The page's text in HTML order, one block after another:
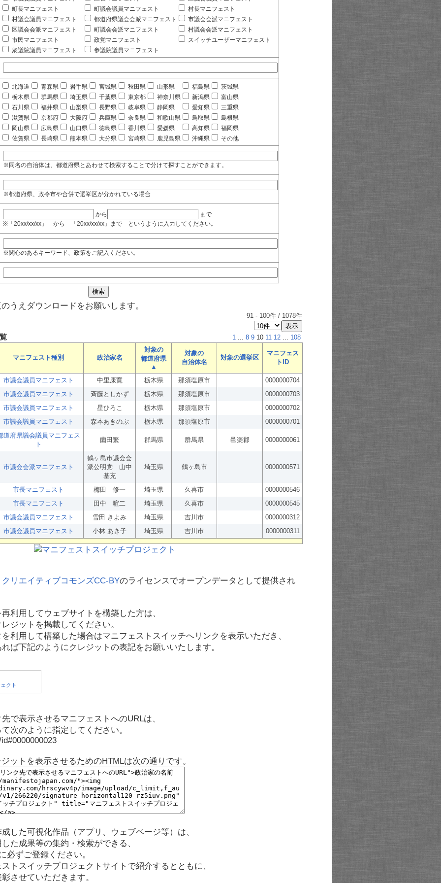
町長マニフェスト
町議会議員マニフェスト
村長マニフェスト
村議会議員マニフェスト
都道府県議会会派マニフェスト
市議会会派マニフェスト
区議会会派マニフェスト
町議会会派マニフェスト
村議会会派マニフェスト
市民マニフェスト
政党マニフェスト
スイッチユーザーマニフェスト
衆議院議員マニフェスト
参議院議員マニフェスト
北海道 青森県 岩手県 宮城県 秋田県 山形県 福島県
茨城県
栃木県
群馬県 埼玉県 千葉県 東京都 神奈川県 新潟県
富山県
石川県
福井県 山梨県 長野県 岐阜県 静岡県 愛知県
三重県
滋賀県
京都府 大阪府 兵庫県 奈良県 和歌山県 鳥取県
島根県
岡山県
広島県 山口県 徳島県 香川県 愛媛県 高知県
福岡県
佐賀県
長崎県 熊本県 大分県 宮崎県 鹿児島県 沖縄県 その他
※同名の自治体は、都道府県とあわせて検索することで分けて探すことができます。
※都道府県、政令市や合併で選挙区が分かれている場合
から
まで
※「20xx/xx/xx」 から 「20xx/xx/xx」まで というように入力してください。
※関心のあるキーワード、政策をご記入ください。
うえダウンロードをお願いします。
91 - 100件 / 1078件
1 ... 8 9 10 11 12 ... 108
マニフェスト種別 政治家名
対象の
都道府県
▲
対象の
自治体名
対象の選挙区
マニフェス
トID
市議会議員マニフェスト 中里康寛 栃木県 那須塩原市
0000000704
市議会議員マニフェスト
斉藤としかず 栃木県 那須塩原市
0000000703
市議会議員マニフェスト
星ひろこ 栃木県 那須塩原市
0000000702
市議会議員マニフェスト
森本あきのぶ 栃木県 那須塩原市
0000000701
道府県議会議員マニフェス
ト
薗田繁 群馬県 群馬県 邑楽郡 0000000061
市議会会派マニフェスト
鶴ヶ島市議会会
派公明党 山中
基充
埼玉県 鶴ヶ島市 0000000571
市長マニフェスト 梅田 修一 埼玉県 久喜市
0000000546
市長マニフェスト
田中 暄二 埼玉県 久喜市
0000000545
市議会議員マニフェスト
雪田 きよみ 埼玉県 吉川市
0000000312
市議会議員マニフェスト
小林 あき子 埼玉県 吉川市 0000000311
クリエイティブコモンズCC-BYのライセンスでオープンデータとして提供され
利用してウェブサイトを構築した方は、
ジットを掲載してください。
利用して構築した場合はマニフェストスイッチへリンクを表示いただき、
ば下記のようにクレジットの表記をお願いいたします。
で表示させるマニフェストへのURLは、
次のように指定してください。
ットを表示させるためのHTMLは次の通りです。
した可視化作品（アプリ、ウェブページ等）は、
た成果等の集約・検索ができる、
必ずご登録ください。
トスイッチプロジェクトサイトで紹介するとともに、
させていただきます。